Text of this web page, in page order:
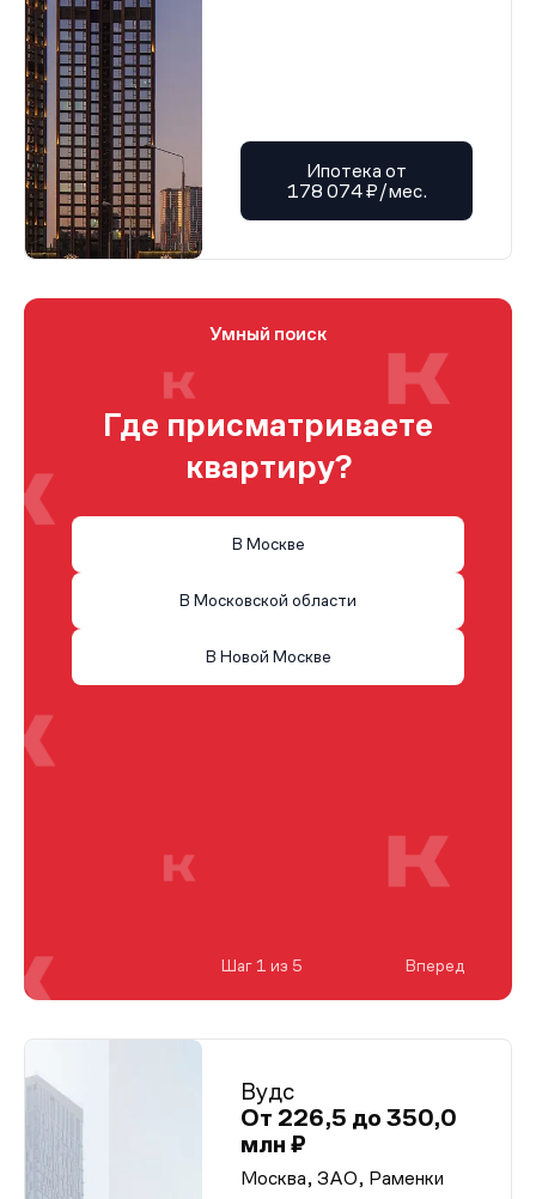
Ипотека от
178 074 ₽/мес.
Вудс
От 226,5 до 350,0
млн ₽
Москва, ЗАО, Раменки
Умный поиск
Где присматриваете
квартиру?
В Москве
В Московской области
В Новой Москве
Шаг 1 из 5 Вперед